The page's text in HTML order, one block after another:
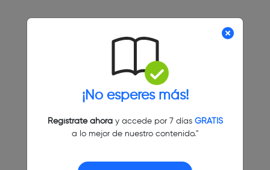
¡No esperes más!
Regístrate ahoray accede por 7 días GRATIS
a lo mejor de nuestro contenido."